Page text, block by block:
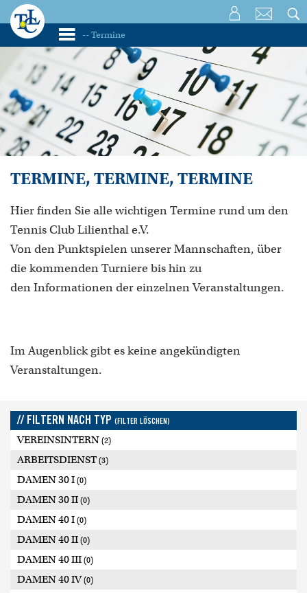
TERMINE, TERMINE, TERMINE
Hier finden Sie alle wichtigen Termine rund um den
Tennis Club Lilienthal e.V.
Von den Punktspielen unserer Mannschaften, über
die kommenden Turniere bis hin zu
den Informationen der einzelnen Veranstaltungen.
Im Augenblick gibt es keine angekündigten
Veranstaltungen.
// FILTERN NACH TYP (FILTER LÖSCHEN)
VEREINSINTERN (2)
ARBEITSDIENST(3)
DAMEN 30 I (0)
DAMEN 30 II (0)
DAMEN 40 I (0)
DAMEN 40 II (0)
DAMEN 40 III (0)
DAMEN 40 IV(0)